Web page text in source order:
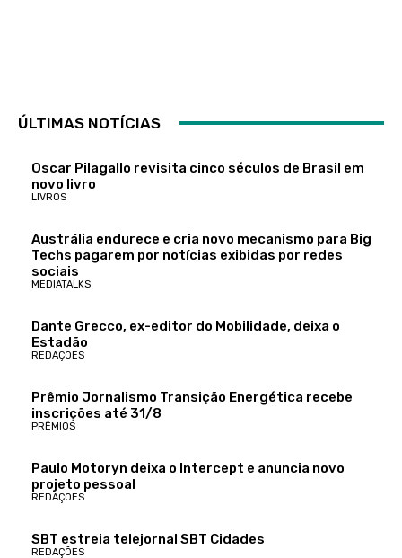
ÚLTIMAS NOTÍCIAS
Oscar Pilagallo revisita cinco séculos de Brasil em
novo livro
LIVROS
Austrália endurece e cria novo mecanismo para Big
Techs pagarem por notícias exibidas por redes
sociais
MEDIATALKS
Dante Grecco, ex-editor do Mobilidade, deixa o
Estadão
REDAÇÕES
Prêmio Jornalismo Transição Energética recebe
inscrições até 31/8
PRÊMIOS
Paulo Motoryn deixa o Intercept e anuncia novo
projeto pessoal
REDAÇÕES
SBT estreia telejornal SBT Cidades
REDAÇÕES